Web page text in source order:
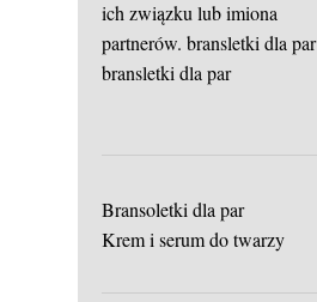
ich związku lub imiona
partnerów. bransletki dla par
bransletki dla par
Bransoletki dla par
Krem i serum do twarzy